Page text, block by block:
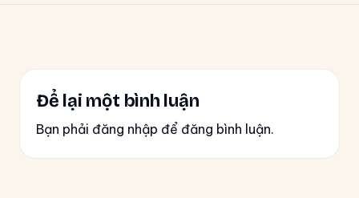
Để lại một bình luận
Bạn phải đăng nhập để đăng bình luận.